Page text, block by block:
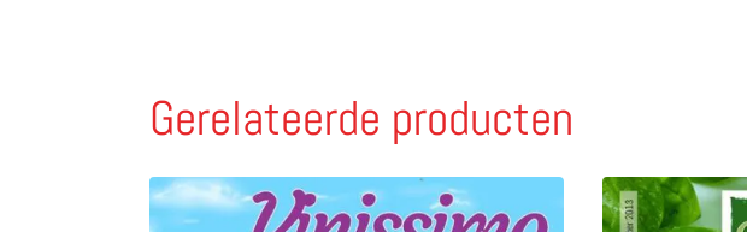
Gerelateerde producten